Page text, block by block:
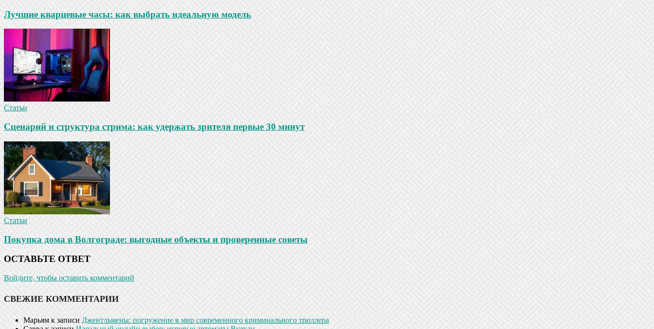
Лучшие кварцевые часы: как выбрать идеальную модель
Статьи
Сценарий и структура стрима: как удержать зрителя первые 30 минут
Статьи
Покупка дома в Волгограде: выгодные объекты и проверенные советы
ОСТАВЬТЕ ОТВЕТ
Войдите, чтобы оставить комментарий
СВЕЖИЕ КОММЕНТАРИИ
Марьям к записи Джентльмены: погружение в мир современного криминального триллера